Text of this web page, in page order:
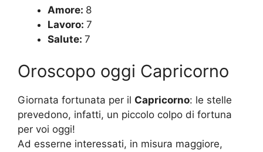
Amore: 8
Lavoro: 7
Salute: 7
Oroscopo oggi Capricorno
Giornata fortunata per il Capricorno: le stelle
prevedono, infatti, un piccolo colpo di fortuna
per voi oggi!
Ad esserne interessati, in misura maggiore,